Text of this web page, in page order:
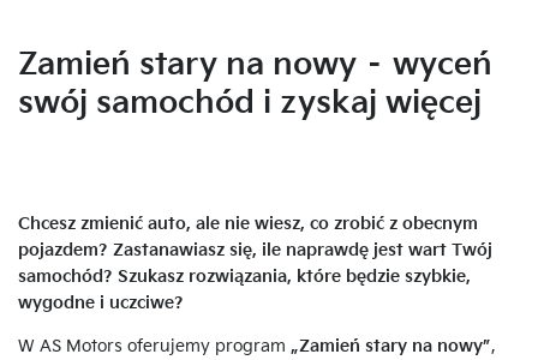
Zamień stary na nowy – wyceń
swój samochód i zyskaj więcej
Chcesz zmienić auto, ale nie wiesz, co zrobić z obecnym
pojazdem? Zastanawiasz się, ile naprawdę jest wart Twój
samochód? Szukasz rozwiązania, które będzie szybkie,
wygodne i uczciwe?
W AS Motors oferujemy program „Zamień stary na nowy”,